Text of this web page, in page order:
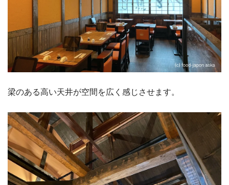
梁のある高い天井が空間を広く感じさせます。